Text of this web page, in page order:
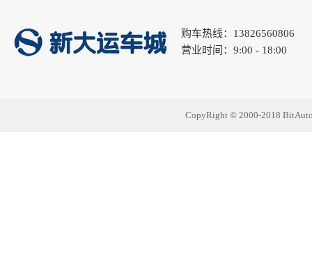
购车热线：13826560806
营业时间：9:00 - 18:00
CopyRight © 2000-2018